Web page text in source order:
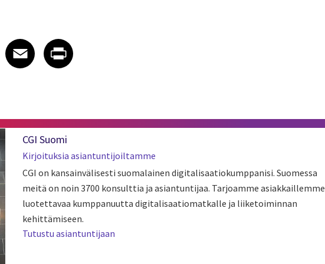
LinkedIn
on X
article on Facebook
Facebook
Share article on Email
Email
Share article on Print
CGI Suomi
Kirjoituksia asiantuntijoiltamme
CGI on kansainvälisesti suomalainen digitalisaatiokumppanisi. Suomessa
meitä on noin 3700 konsulttia ja asiantuntijaa. Tarjoamme asiakkaillemme
luotettavaa kumppanuutta digitalisaatiomatkalle ja liiketoiminnan
kehittämiseen.
Tutustu asiantuntijaan